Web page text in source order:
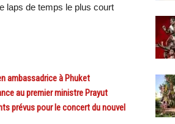
laps de temps le plus court
ambassadrice à Phuket
au premier ministre Prayut
prévus pour le concert du nouvel